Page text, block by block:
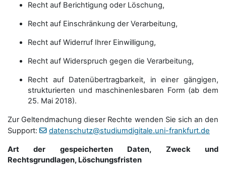
Recht auf Berichtigung oder Löschung,
Recht auf Einschränkung der Verarbeitung,
Recht auf Widerruf Ihrer Einwilligung,
Recht auf Widerspruch gegen die Verarbeitung,
Recht auf Datenübertragbarkeit, in einer gängigen,
strukturierten und maschinenlesbaren Form (ab dem
25. Mai 2018).
Zur Geltendmachung dieser Rechte wenden Sie sich an den
Support:
datenschutz@studiumdigitale.uni-frankfurt.de
Art der gespeicherten Daten, Zweck und
Rechtsgrundlagen, Löschungsfristen